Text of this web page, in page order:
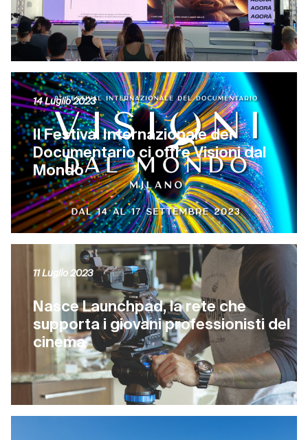
Il Festival Internazionale del
Documentario ci offre Visioni dal
Mondo
14 Luglio 2023
Nasce Launchpad, la rete che
supporta i giovani professionisti del
cinema
11 Luglio 2023